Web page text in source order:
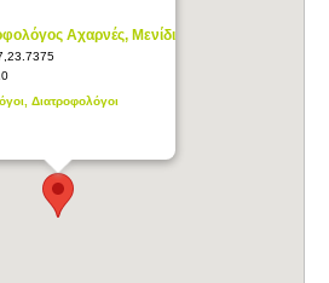
Αχαρνές, Μενίδι
Διατροφολόγοι